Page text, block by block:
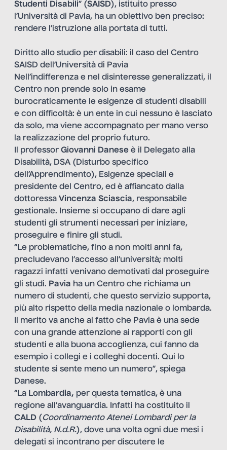
Studenti Disabili” (SAISD), istituito presso
l’Università di Pavia, ha un obiettivo ben preciso:
rendere l’istruzione alla portata di tutti.
Diritto allo studio per disabili: il caso del Centro
SAISD dell’Università di Pavia
Nell’indifferenza e nel disinteresse generalizzati, il
Centro non prende solo in esame
burocraticamente le esigenze di studenti disabili
e con difficoltà: è un ente in cui nessuno è lasciato
da solo, ma viene accompagnato per mano verso
la realizzazione del proprio futuro.
Il professor Giovanni Danese è il Delegato alla
Disabilità, DSA (Disturbo specifico
dell’Apprendimento), Esigenze speciali e
presidente del Centro, ed è affiancato dalla
dottoressa Vincenza Sciascia, responsabile
gestionale. Insieme si occupano di dare agli
studenti gli strumenti necessari per iniziare,
proseguire e finire gli studi.
“Le problematiche, fino a non molti anni fa,
precludevano l’accesso all’università; molti
ragazzi infatti venivano demotivati dal proseguire
gli studi. Pavia ha un Centro che richiama un
numero di studenti, che questo servizio supporta,
più alto rispetto della media nazionale o lombarda.
Il merito va anche al fatto che Pavia è una sede
con una grande attenzione ai rapporti con gli
studenti e alla buona accoglienza, cui fanno da
esempio i collegi e i colleghi docenti. Qui lo
studente si sente meno un numero”, spiega
Danese.
“La Lombardia, per questa tematica, è una
regione all’avanguardia. Infatti ha costituito il
CALD ( Coordinamento Atenei Lombardi per la
Disabilità, N.d.R.), dove una volta ogni due mesi i
delegati si incontrano per discutere le